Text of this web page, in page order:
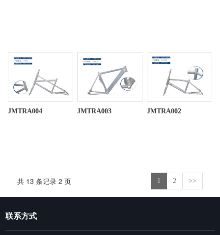
JMTRA004 JMTRA003 JMTRA002
共 13 条记录 2 页 1 2 >>
联系方式